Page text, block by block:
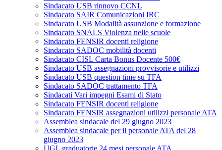
Sindacato USB rinnovo CCNL
Sindacato SAIR Comunicazioni IRC
Sindacato USB Modalità assunzione e formazione
Sindacato SNALS Violenza nelle scuole
Sindacato FENSIR docenti religione
Sindacato SADOC mobilità docenti
Sindacato CISL Carta Bonus Docente 500€
Sindacato USB assegnazioni provvisorie e utilizzi
Sindacato USB question time su TFA
Sindacato SADOC trattamento TFA
Sindacati Vari impegni Esami di Stato
Sindacato FENSIR docenti religione
Sindacato FENSIR assegnazioni utilizzi personale ATA
Assemblea sindacale del 29 giugno 2023
Assemblea sindacale per il personale ATA del 28
giugno 2023